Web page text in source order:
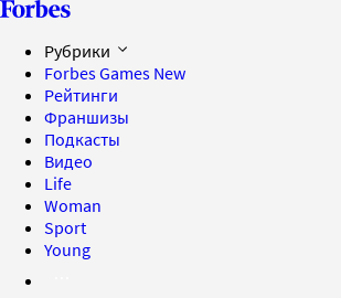
Рубрики
Forbes Games New
Рейтинги
Франшизы
Подкасты
Видео
Life
Woman
Sport
Young